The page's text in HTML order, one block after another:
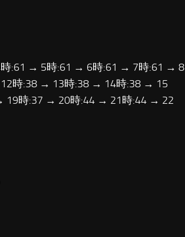
:61 → 5時:61 → 6時:61 → 7時:61 → 8
時:38 → 13時:38 → 14時:38 → 15
時:37 → 20時:44 → 21時:44 → 22